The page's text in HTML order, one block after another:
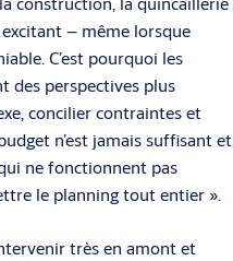
excitant – même lorsque
C’est pourquoi les
des pers­pec­tives plus
concilier contraintes et
n’est jamais suffisant et
ne fonctionnent pas
le plan­ning tout entier ».
très en amont et